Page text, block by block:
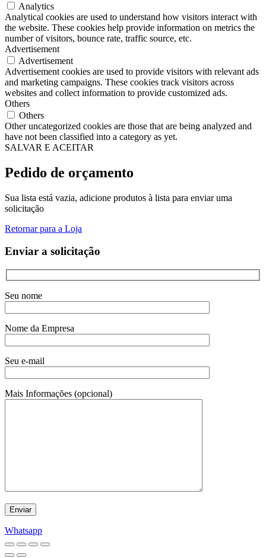
Analytics
Analytical cookies are used to understand how visitors interact with
the website. These cookies help provide information on metrics the
number of visitors, bounce rate, traffic source, etc.
Advertisement
Advertisement
Advertisement cookies are used to provide visitors with relevant ads
and marketing campaigns. These cookies track visitors across
websites and collect information to provide customized ads.
Others
Others
Other uncategorized cookies are those that are being analyzed and
have not been classified into a category as yet.
SALVAR E ACEITAR
Pedido de orçamento
Sua lista está vazia, adicione produtos à lista para enviar uma
solicitação
Retornar para a Loja
Enviar a solicitação
Seu nome
Nome da Empresa
Seu e-mail
Mais Informações (opcional)
Whatsapp